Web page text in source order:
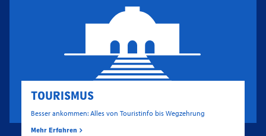
TOURISMUS
Besser ankommen: Alles von Touristinfo bis Wegzehrung
Mehr Erfahren